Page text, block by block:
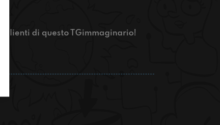
di questo TGimmaginario!